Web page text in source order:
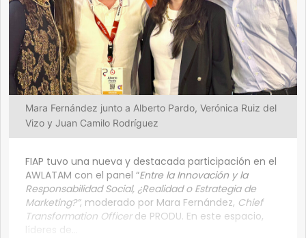
Mara Fernández junto a Alberto Pardo, Verónica Ruiz del
Vizo y Juan Camilo Rodríguez
FIAP tuvo una nueva y destacada participación en el
AWLATAM con el panel “Entre la Innovación y la
Responsabilidad Social, ¿Realidad o Estrategia de
Marketing?”, moderado por Mara Fernández, Chief
Transformation Officerde PRODU. En este espacio,
líderes de...